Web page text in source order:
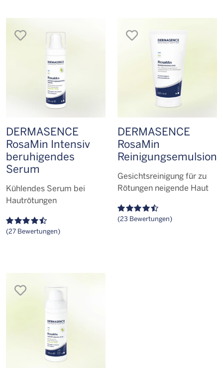
merken
DERMASENCE
RosaMin Intensiv
beruhigendes
Serum
Kühlendes Serum bei
Hautrötungen
(27 Bewertungen)
merken
DERMASENCE
RosaMin
Reinigungs­emulsion
Gesichtsreinigung für zu
Rötungen neigende Haut
(23 Bewertungen)
merken